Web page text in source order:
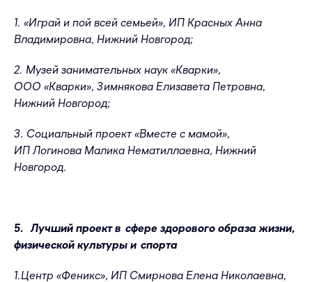
1. «Играй и пой всей семьей», ИП Красных Анна
Владимировна, Нижний Новгород;
2. Музей занимательных наук «Кварки»,
ООО «Кварки», Зимнякова Елизавета Петровна,
Нижний Новгород;
3. Социальный проект «Вместе с мамой»,
ИП Логинова Малика Нематиллаевна, Нижний
Новгород.
5. Лучший проект в сфере здорового образа жизни,
физической культуры и спорта
1.Центр «Феникс», ИП Смирнова Елена Николаевна,